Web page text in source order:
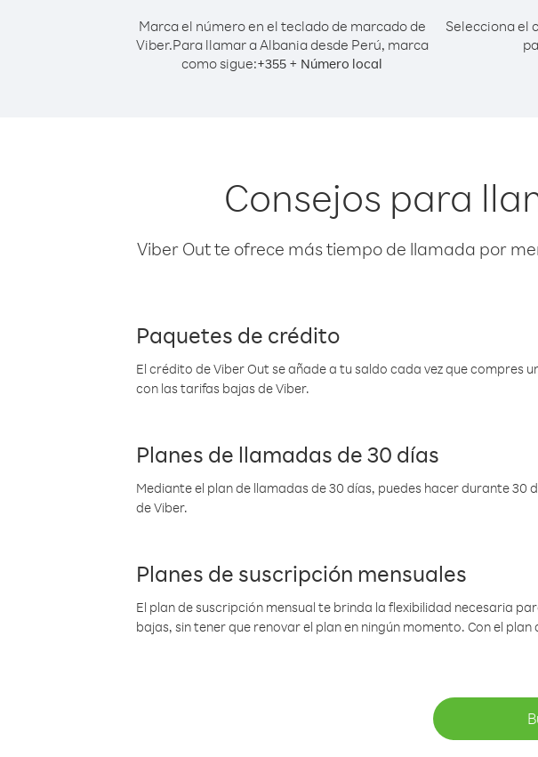
Marca el número en el teclado de marcado de
Viber.Para llamar a Albania desde Perú, marca
como sigue:+355 + Número local
Selecciona el
Consejos para
Viber Out te ofrece más tiempo de llamada por
Paquetes de crédito
El crédito de Viber Out se añade a tu saldo cada vez que compres
con las tarifas bajas de Viber.
Planes de llamadas de 30 días
Mediante el plan de llamadas de 30 días, puedes hacer durante
de Viber.
Planes de suscripción mensuales
El plan de suscripción mensual te brinda la flexibilidad necesaria
bajas, sin tener que renovar el plan en ningún momento. Con el